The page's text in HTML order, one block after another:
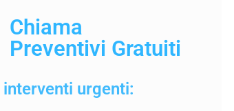
Chiama
Preventivi Gratuiti
interventi urgenti: